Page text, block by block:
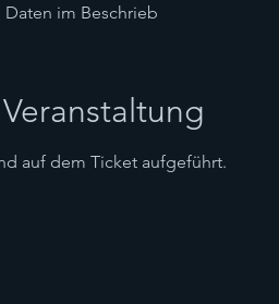
Daten im Beschrieb
auf dem Ticket aufgeführt.